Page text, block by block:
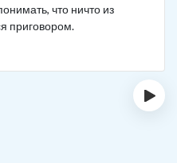
что ничто из
приговором.
›